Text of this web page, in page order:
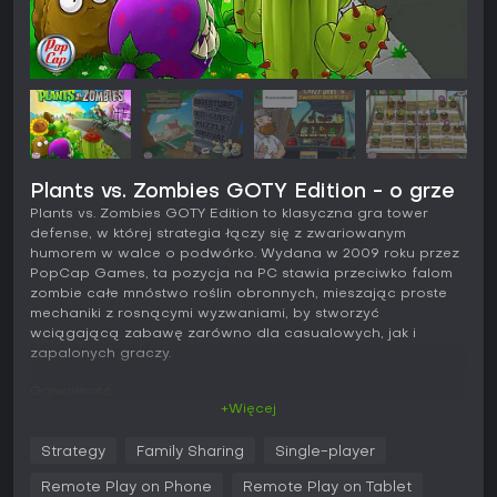
Plants vs. Zombies GOTY Edition - o grze
Plants vs. Zombies GOTY Edition to klasyczna gra tower
defense, w której strategia łączy się z zwariowanym
humorem w walce o podwórko. Wydana w 2009 roku przez
PopCap Games, ta pozycja na PC stawia przeciwko falom
zombie całe mnóstwo roślin obronnych, mieszając proste
mechaniki z rosnącymi wyzwaniami, by stworzyć
wciągającą zabawę zarówno dla casualowych, jak i
zapalonych graczy.
rozmieszczaniu roślin. Zbierasz słońce - kluczowy zasób
dostarczany przez słoneczniki lub spadający z nieba - by
+Więcej
Strategy Family Sharing Single-player
Remote Play on Phone Remote Play on Tablet